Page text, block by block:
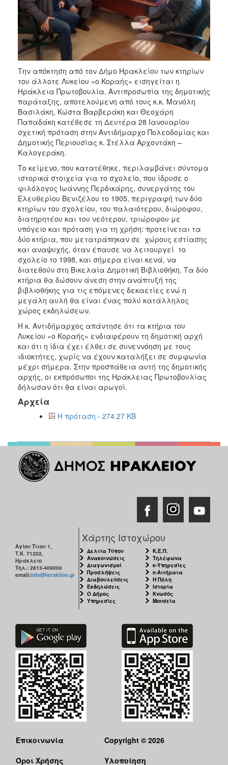
Την απόκτηση από τον Δήμο Ηρακλείου των κτηρίων
του άλλοτε Λυκείου «ο Κοραής» εισηγείται η
Ηράκλεια Πρωτοβουλία. Αντιπροσωπία της δημοτικής
παράταξης, αποτελούμενη από τους κ.κ. Μανόλη
Βασιλάκη, Κώστα Βαρβεράκη και Θεοχάρη
Παπαδάκη κατέθεσε τη Δευτέρα 28 Ιανουαρίου
σχετική πρόταση στην Αντιδήμαρχο Πολεοδομίας και
Δημοτικής Περιουσίας κ. Στέλλα Αρχοντάκη –
Καλογεράκη.
Το κείμενο, που κατατέθηκε, περιλαμβάνει σύντομα
ιστορικά στοιχεία για το σχολείο, που ίδρυσε ο
φιλόλογος Ιωάννης Περδικάρης, συνεργάτης του
Ελευθερίου Βενιζέλου το 1905, περιγραφή των δύο
κτηρίων του σχολείου, του παλαιότερου, διώροφου,
διατηρητέου και του νεότερου, τριώροφου με
υπόγειο και πρόταση για τη χρήση: προτείνεται τα
δύο κτήρια, που μετατράπηκαν σε χώρους εστίασης
και αναψυχής, όταν έπαυσε να λειτουργεί το
σχολείο το 1998, και σήμερα είναι κενά, να
διατεθούν στη Βικελαία Δημοτική Βιβλιοθήκη. Τα δύο
κτήρια θα δώσουν άνεση στην ανάπτυξή της
βιβλιοθήκης για τις επόμενες δεκαετίες ενώ η
μεγάλη αυλή θα είναι ένας πολύ κατάλληλος
χώρος εκδηλώσεων.
Η κ. Αντιδήμαρχος απάντησε ότι τα κτήρια του
Λυκείου «ο Κοραής» ενδιαφέρουν τη δημοτική αρχή
και ότι η ίδια έχει έλθει σε συνεννόηση με τους
ιδιοκτήτες, χωρίς να έχουν καταλήξει σε συμφωνία
μέχρι σήμερα. Στην προσπάθεια αυτή της δημοτικής
αρχής, οι εκπρόσωποι της Ηράκλειας Πρωτοβουλίας
δήλωσαν ότι θα είναι αρωγοί.
Αρχεία
Η πρόταση - 274.27 KB
Αγίου Τίτου 1,
Τ.Κ. 71202,
Ηράκλειο
Τηλ.: 2813-409000
email:info@heraklion.gr
Χάρτης Ιστοχώρου
Δελτία Τύπου
Ανακοινώσεις
Διαγωνισμοί
Προσλήψεις
Διαβουλεύσεις
Εκδηλώσεις
Ο Δήμος
Υπηρεσίες
Κ.Ε.Π.
Τηλέφωνα
e-Υπηρεσίες
e-Αιτήματα
Η Πόλη
Ιστορία
Κνωσός
Μουσεία
Επικοινωνία
Όροι Χρήσης
Copyright © 2026
Υλοποίηση